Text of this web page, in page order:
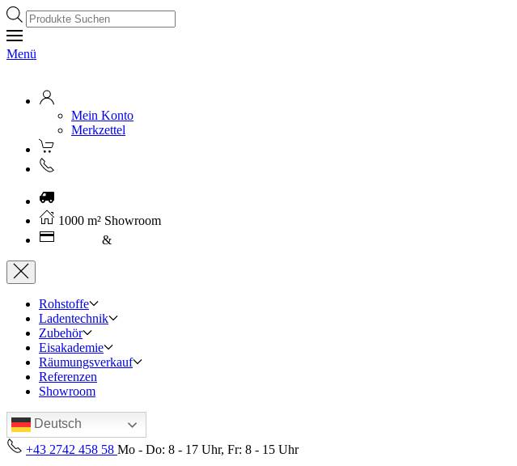
Products
search
Menü
Mein Konto
Merkzettel
1000 m² Showroom
&
Rohstoffe
Ladentechnik
Zubehör
Eisakademie
Räumungsverkauf
Referenzen
Showroom
Deutsch
+43 2742 458 58 Mo - Do: 8 - 17 Uhr, Fr: 8 - 15 Uhr